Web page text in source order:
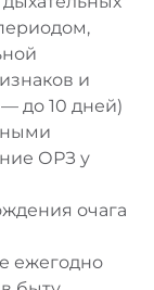
и
до 10 дней)
ОРЗ у
очага
ежегодно